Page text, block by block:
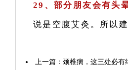
29、部分朋友会有头
说是空腹艾灸。所以
上一篇：颈椎病，这三处必有